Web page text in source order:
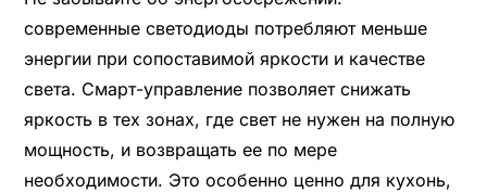
современные светодиоды потребляют меньше
энергии при сопоставимой яркости и качестве
света. Смарт-управление позволяет снижать
яркость в тех зонах, где свет не нужен на полную
мощность, и возвращать ее по мере
необходимости. Это особенно ценно для кухонь,